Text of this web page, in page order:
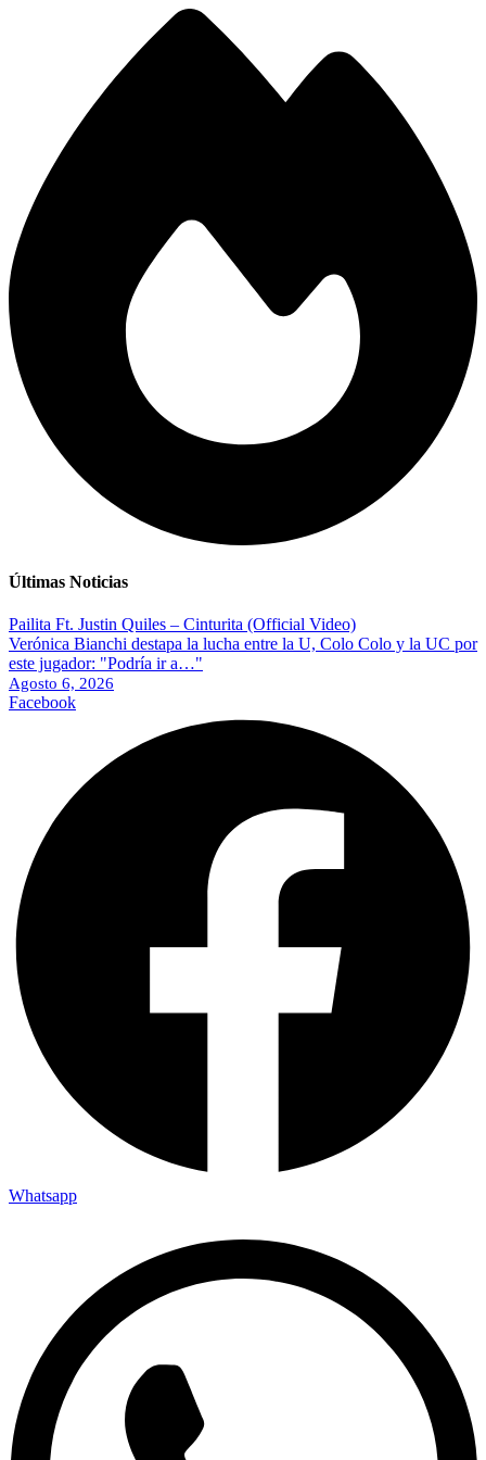
Últimas Noticias
Pailita Ft. Justin Quiles – Cinturita (Official Video)
Verónica Bianchi destapa la lucha entre la U, Colo Colo y la UC por
este jugador: "Podría ir a…"
Agosto 6, 2026
Facebook
Whatsapp